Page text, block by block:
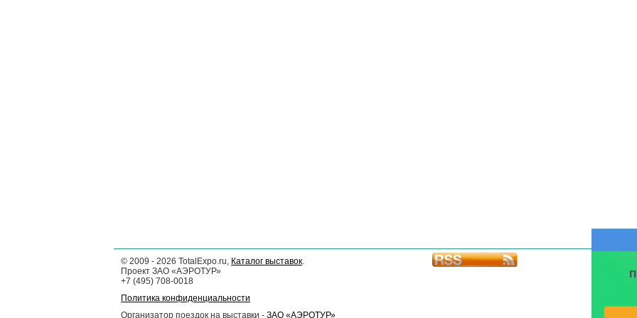
© 2009 - 2026 TotalExpo.ru, Каталог выставок.
Проект ЗАО «АЭРОТУР»
+7 (495) 708-0018
Политика конфиденциальности
Организатор поездок на выставки - ЗАО «АЭРОТУР»